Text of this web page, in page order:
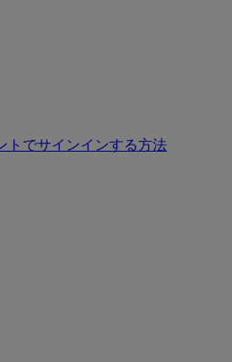
トでサインインする方法